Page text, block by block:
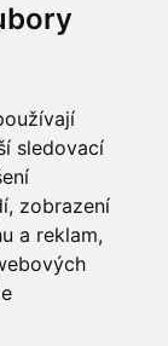
sledovací
zobrazení
a reklam,